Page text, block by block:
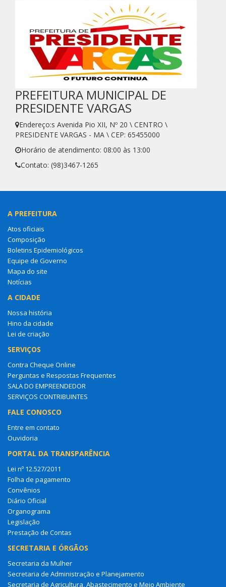
PREFEITURA MUNICIPAL DE
PRESIDENTE VARGAS
Endereço:s Avenida Pio XII, Nº 20 \ CENTRO \
PRESIDENTE VARGAS - MA \ CEP: 65455000
Horário de atendimento: 08:00 às 13:00
Contato: (98)3467-1265
A PREFEITURA
Atos oficiais
Composição
Boletins Epidemiológicos
Equipe de Governo
Mapa do site
Notícias
A CIDADE
Nossa história
Hino da cidade
Lei de criação
SERVIÇOS
Contra Cheque Online
Perguntas e Respostas Frequentes
SALA DO EMPREENDEDOR
SERVIÇOS CONTRIBUINTES
FALE CONOSCO
Entre em contato
Ouvidoria
PORTAL DA TRANSPARÊNCIA
Lei nº 12.527/2011
Folha de pagamento
Convênios
Diário Oficial
Organograma
Legislação
Prestação de Contas
SECRETARIA E ÓRGÃOS
Secretaria da Mulher
Secretaria de Administração e Planejamento
Secretaria de Agricultura, Abastecimento e Meio Ambiente